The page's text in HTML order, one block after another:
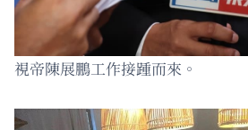
視帝陳展鵬工作接踵而來。